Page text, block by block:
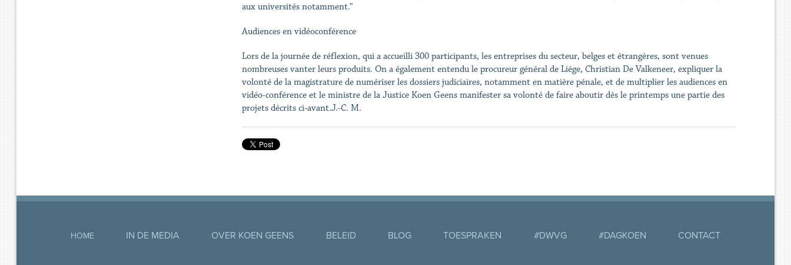
aux universités notamment.”
Audiences en vidéoconférence
Lors de la journée de réflexion, qui a accueilli 300 participants, les entreprises du secteur, belges et étrangères, sont venues
nombreuses vanter leurs produits. On a également entendu le procureur général de Liège, Christian De Valkeneer, expliquer la
volonté de la magistrature de numériser les dossiers judiciaires, notamment en matière pénale, et de multiplier les audiences en
vidéo-conférence et le ministre de la Justice Koen Geens manifester sa volonté de faire aboutir dès le printemps une partie des
projets décrits ci-avant.J.-C. M.
HOME IN DE MEDIA OVER KOEN GEENS BELEID BLOG TOESPRAKEN #DWVG #DAGKOEN CONTACT